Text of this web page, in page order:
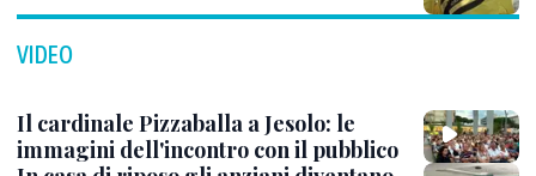
VIDEO
Il cardinale Pizzaballa a Jesolo: le
immagini dell'incontro con il pubblico